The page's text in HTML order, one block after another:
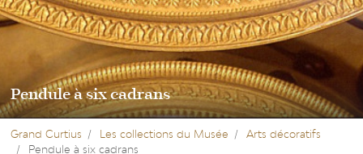
Pendule à six cadrans
Grand Curtius Les collections du Musée
Arts décoratifs
Pendule à six cadrans